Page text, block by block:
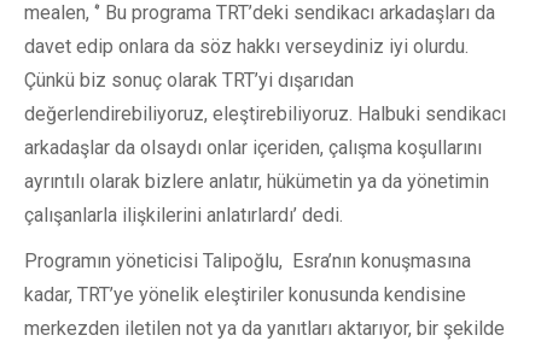
mealen, ‘’ Bu programa TRT’deki sendikacı arkadaşları da
davet edip onlara da söz hakkı verseydiniz iyi olurdu.
Çünkü biz sonuç olarak TRT’yi dışarıdan
değerlendirebiliyoruz, eleştirebiliyoruz. Halbuki sendikacı
arkadaşlar da olsaydı onlar içeriden, çalışma koşullarını
ayrıntılı olarak bizlere anlatır, hükümetin ya da yönetimin
çalışanlarla ilişkilerini anlatırlardı’ dedi.
Programın yöneticisi Talipoğlu, Esra’nın konuşmasına
kadar, TRT’ye yönelik eleştiriler konusunda kendisine
merkezden iletilen not ya da yanıtları aktarıyor, bir şekilde